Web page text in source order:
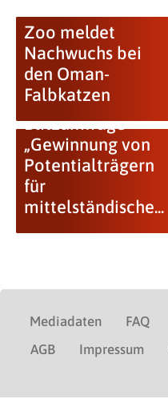
Zoo meldet
Nachwuchs bei
den Oman-
Falbkatzen
Blitzumfrage
„Gewinnung von
Potentialträgern
für
mittelständische...
Mediadaten FAQ
AGB
Impressum